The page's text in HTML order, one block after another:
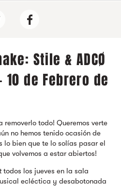
Stile & ADCØ
de Febrero de
removerlo todo! Queremos verte
no hemos tenido ocasión de
lo bien que te lo solías pasar el
volvemos a estar abiertos!
todos los jueves en la sala
ecléctica y desabotonada